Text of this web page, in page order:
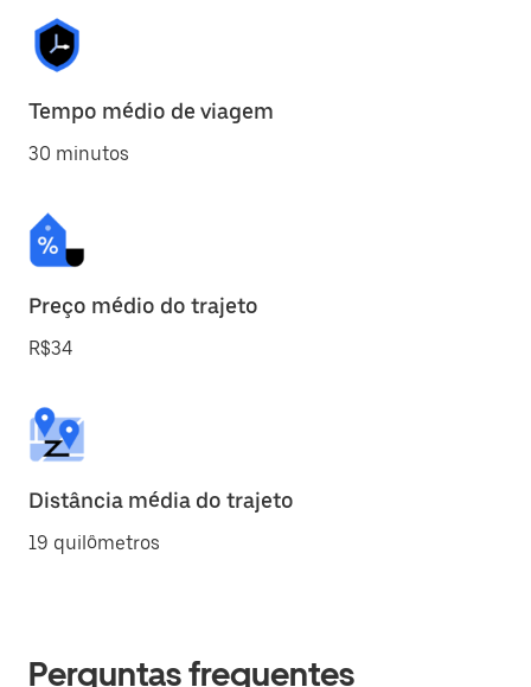
Tempo médio de viagem
30 minutos
Preço médio do trajeto
R$34
Distância média do trajeto
19 quilômetros
Perguntas frequentes